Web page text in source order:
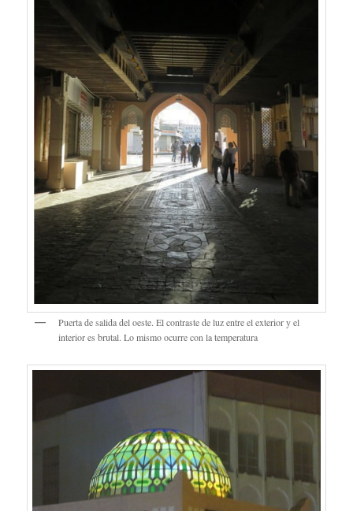
Puerta de salida del oeste. El contraste de luz entre el exterior y el
interior es brutal. Lo mismo ocurre con la temperatura